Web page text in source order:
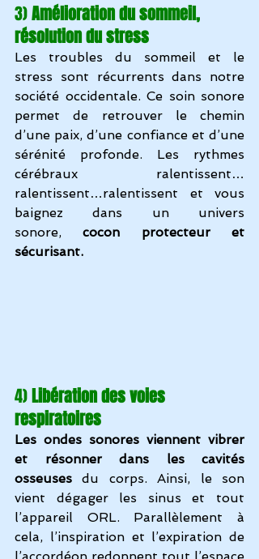
3) Amélioration du sommeil,
résolution du stress
Les troubles du sommeil et le
stress sont récurrents dans notre
société occidentale. Ce soin sonore
permet de retrouver le chemin
d’une paix, d’une confiance et d’une
sérénité profonde. Les rythmes
cérébraux ralentissent…
ralentissent…ralentissent et vous
baignez dans un univers
sonore, cocon protecteur et
sécurisant.
4) Libération des voies
respiratoires
Les ondes sonores viennent vibrer
et résonner dans les cavités
osseuses du corps. Ainsi, le son
vient dégager les sinus et tout
l’appareil ORL. Parallèlement à
cela, l’inspiration et l’expiration de